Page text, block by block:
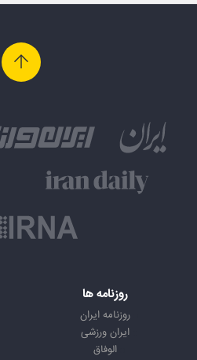
روزنامه ها
روزنامه ایران
ایران ورزشی
الوفاق